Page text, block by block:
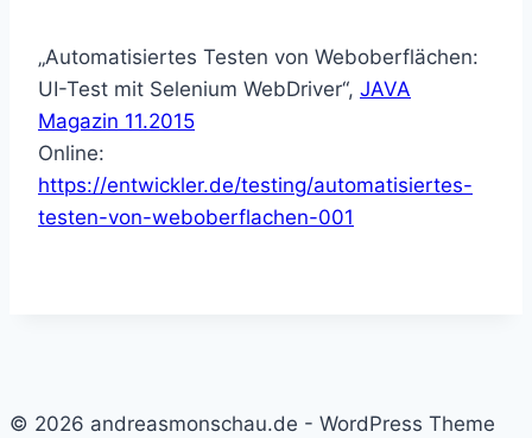
„Automatisiertes Testen von Weboberflächen:
UI-Test mit Selenium WebDriver“, JAVA
Magazin 11.2015
Online:
https://entwickler.de/testing/automatisiertes-
testen-von-weboberflachen-001
© 2026 andreasmonschau.de - WordPress Theme